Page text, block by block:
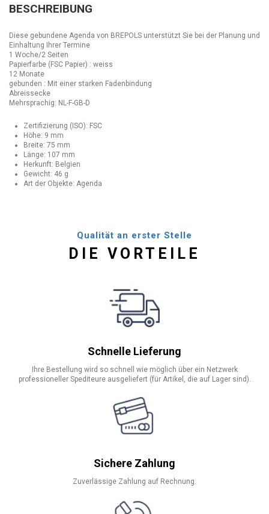
BESCHREIBUNG
Diese gebundene Agenda von BREPOLS unterstützt Sie bei der Planung und
Einhaltung Ihrer Termine
1 Woche/2 Seiten
Papierfarbe (FSC Papier) : weiss
12 Monate
gebunden : Mit einer starken Fadenbindung
Abreissecke
Mehrsprachig: NL-F-GB-D
Zertifizierung (ISO): FSC
Höhe: 9 mm
Breite: 75 mm
Länge: 107 mm
Herkunft: Belgien
Gewicht: 46 g
Art der Objekte: Agenda
Qualität an erster Stelle
DIE VORTEILE
Schnelle Lieferung
Ihre Bestellung wird so schnell wie möglich über ein Netzwerk
professioneller Spediteure ausgeliefert (für Artikel, die auf Lager sind).
Sichere Zahlung
Zuverlässige Zahlung auf Rechnung.